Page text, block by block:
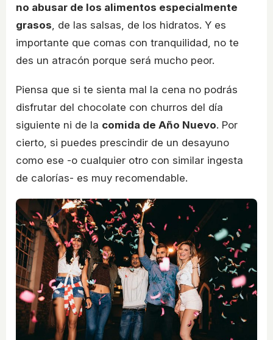
no abusar de los alimentos especialmente
grasos , de las salsas, de los hidratos. Y es
importante que comas con tranquilidad, no te
des un atracón porque será mucho peor.
Piensa que si te sienta mal la cena no podrás
disfrutar del chocolate con churros del día
siguiente ni de la comida de Año Nuevo. Por
cierto, si puedes prescindir de un desayuno
como ese -o cualquier otro con similar ingesta
de calorías- es muy recomendable.